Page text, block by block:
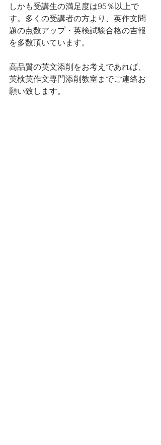
しかも受講生の満足度は95％以上で
す。多くの受講者の方より、英作文問
題の点数アップ・英検試験合格の吉報
を多数頂いています。
高品質の英文添削をお考えであれば、
英検英作文専門添削教室までご連絡お
願い致します。